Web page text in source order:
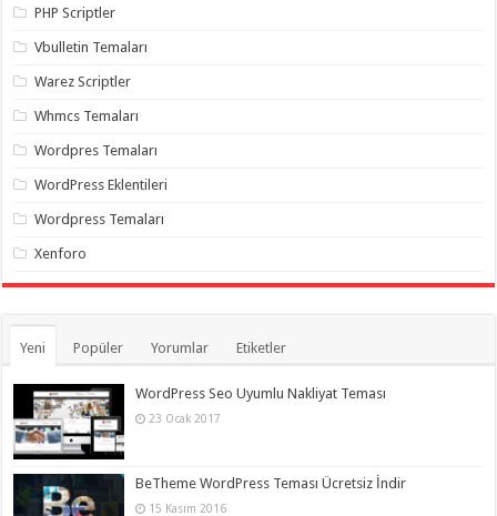
palyaço,
takipçi
twitter
hilesi ,
instagram
takipçi
hilesi
PHP Scriptler
Vbulletin Temaları
Warez Scriptler
Whmcs Temaları
Wordpres Temaları
WordPress Eklentileri
Wordpress Temaları
Xenforo
Yeni Popüler Yorumlar Etiketler
WordPress Seo Uyumlu Nakliyat Teması
23 Ocak 2017
BeTheme WordPress Teması Ücretsiz İndir
15 Kasım 2016